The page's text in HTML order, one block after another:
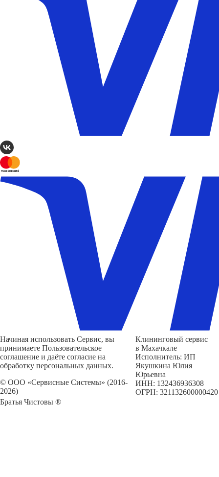
Начиная использовать Сервис, вы
принимаете Пользовательское
соглашение и даёте согласие на
обработку персональных данных.
© ООО «Сервисные Системы» (2016-
2026)
Братья Чистовы ®
Клининговый сервис
в Махачкале
Исполнитель: ИП
Якушкина Юлия
Юрьевна
ИНН: 132436936308
ОГРН: 321132600000420